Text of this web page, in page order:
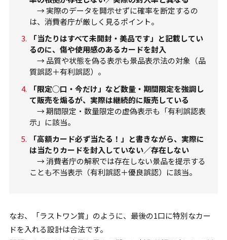
→ 実際のデータを開示せずに確率を断定するの
は、消費者庁が厳しく見るポイント。
「当たりはすべて未開封・美品です」と記載してい
るのに、傷や使用感のあるカードを封入
→ 品質や状態を偽る表示も景品表示法の対象（品
質誤認＋有利誤認）。
「限定◯口・今だけ」など数量・期間限定を強調し
て販売を煽るが、実際は継続的に販売している
→ 期間限定・数量限定の虚偽表示も「有利誤認表
示」に該当。
「高額カード必ず当たる！」と書きながら、実際に
は当たりカードを封入していない／存在しない
→ 消費者庁の解釈では存在しない景品を提示する
ことも不当表示（有利誤認＋優良誤認）に該当。
なお、「ラストワン賞」のように、最後の1口に特別なカー
ドを入れる設計は合法です。